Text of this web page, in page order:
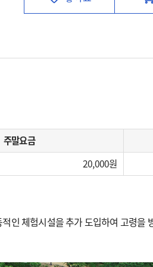
주말요금
20,000
인 체험시설을 추가 도입하여 고령을